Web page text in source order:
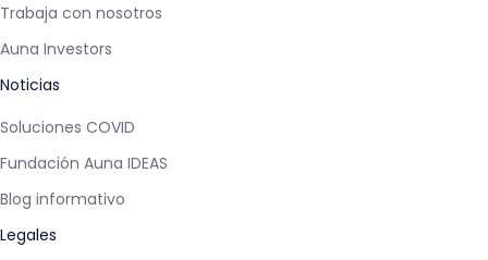
Trabaja con nosotros
Auna Investors
Noticias
Soluciones COVID
Fundación Auna IDEAS
Blog informativo
Legales